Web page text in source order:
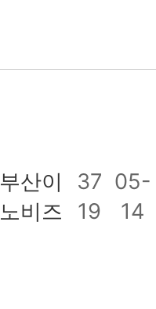
부산이
노비즈
37
19
05-
14